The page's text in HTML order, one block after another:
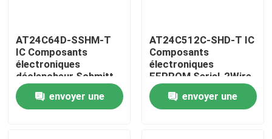
AT24C64D-SSHM-T
IC Composants
électroniques
déclencheur Schmitt,
entrées filtrées pour
suppression du bruit
envoyer une
AT24C512C-SHD-T IC
Composants
électroniques
EEPROM Serial-2Wire
512K-bit 64K x 8
3.3V/5V 8-Pin SOIC
EIAJ T/R
envoyer une